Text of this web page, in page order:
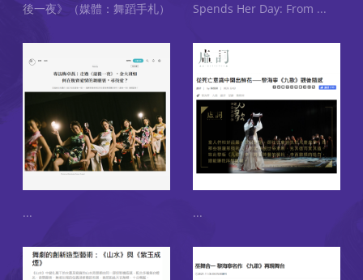
後一夜》（媒體：舞蹈手札）
Spends Her Day: From ...
... ...